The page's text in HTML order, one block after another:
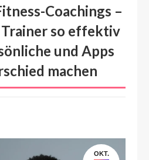
Coachings –
so effektiv
und Apps
machen
OKT.